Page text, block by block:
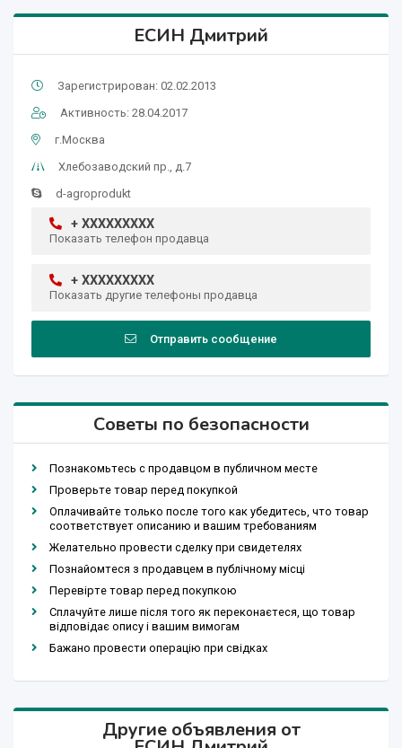
ЕСИН Дмитрий
Зарегистрирован: 02.02.2013
Активность: 28.04.2017
г.Москва
Хлебозаводский пр., д.7
d-agroprodukt
+ XXXXXXXXX
Показать телефон продавца
+ XXXXXXXXX
Показать другие телефоны продавца
Отправить сообщение
Советы по безопасности
Познакомьтесь с продавцом в публичном месте
Проверьте товар перед покупкой
Оплачивайте только после того как убедитесь, что товар
соответствует описанию и вашим требованиям
Желательно провести сделку при свидетелях
Познайомтеся з продавцем в публічному місці
Перевірте товар перед покупкою
Сплачуйте лише після того як переконаєтеся, що товар
відповідає опису і вашим вимогам
Бажано провести операцію при свідках
Другие объявления от